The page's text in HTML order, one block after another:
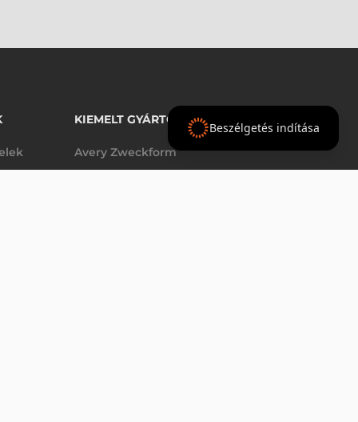
KIEMELT GYÁRTÓINK
Avery Zweckform
Beszélgetés indítása